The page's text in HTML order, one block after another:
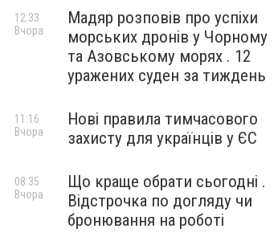
Мадяр розповів про успіхи
морських дронів у Чорному
та Азовському морях . 12
уражених суден за тиждень
12:33
Вчора
Нові правила тимчасового
захисту для українців у ЄС
11:16
Вчора
Що краще обрати сьогодні .
Відстрочка по догляду чи
бронювання на роботі
08:35
Вчора